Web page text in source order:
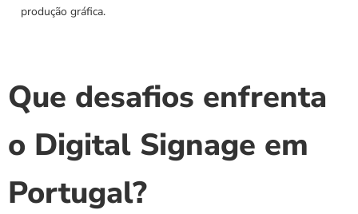
produção gráfica.
Que desafios enfrenta
o Digital Signage em
Portugal?